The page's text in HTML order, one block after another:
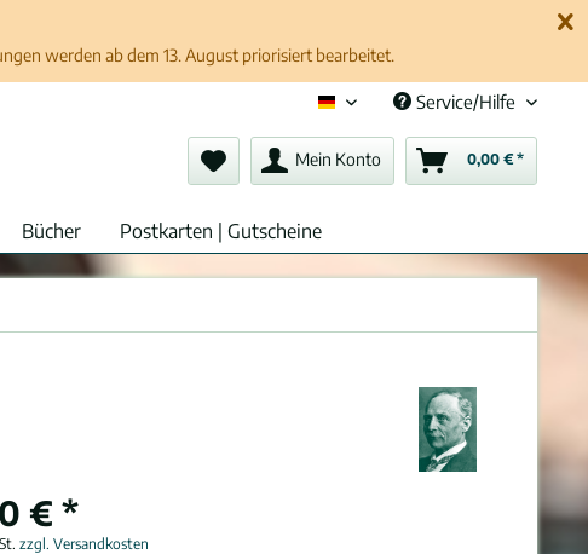
werden ab dem 13. August priorisiert bearbeitet.
Deutsch (de)
Service/Hilfe
Mein Konto 0,00 € *
Bücher Postkarten | Gutscheine
€ *
zzgl. Versandkosten